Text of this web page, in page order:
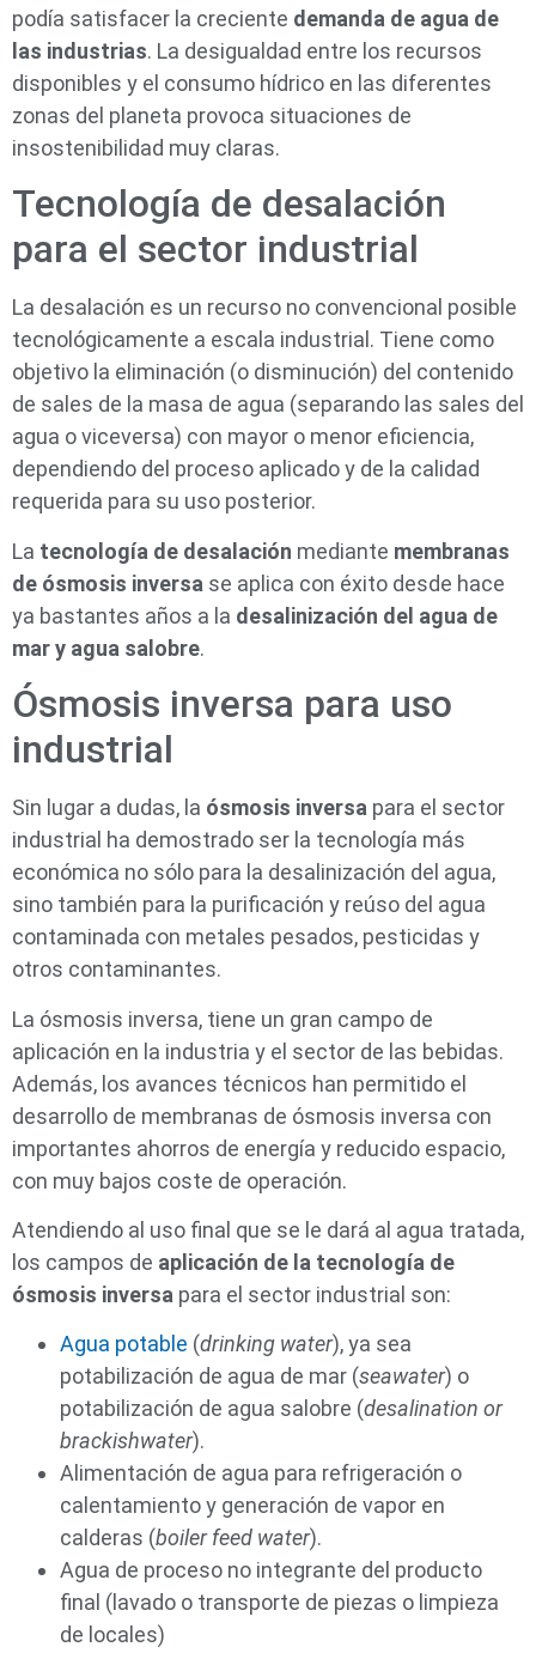
podía satisfacer la creciente demanda de agua de
las industrias. La desigualdad entre los recursos
disponibles y el consumo hídrico en las diferentes
zonas del planeta provoca situaciones de
insostenibilidad muy claras.
Tecnología de desalación
para el sector industrial
La desalación es un recurso no convencional posible
tecnológicamente a escala industrial. Tiene como
objetivo la eliminación (o disminución) del contenido
de sales de la masa de agua (separando las sales del
agua o viceversa) con mayor o menor eficiencia,
dependiendo del proceso aplicado y de la calidad
requerida para su uso posterior.
La tecnología de desalación mediante membranas
de ósmosis inversa se aplica con éxito desde hace
ya bastantes años a la desalinización del agua de
mar y agua salobre.
Ósmosis inversa para uso
industrial
Sin lugar a dudas, la ósmosis inversa para el sector
industrial ha demostrado ser la tecnología más
económica no sólo para la desalinización del agua,
sino también para la purificación y reúso del agua
contaminada con metales pesados, pesticidas y
otros contaminantes.
La ósmosis inversa, tiene un gran campo de
aplicación en la industria y el sector de las bebidas.
Además, los avances técnicos han permitido el
desarrollo de membranas de ósmosis inversa con
importantes ahorros de energía y reducido espacio,
con muy bajos coste de operación.
Atendiendo al uso final que se le dará al agua tratada,
los campos de aplicación de la tecnología de
ósmosis inversa para el sector industrial son:
Agua potable (drinking water), ya sea
potabilización de agua de mar (seawater) o
potabilización de agua salobre (desalination or
brackishwater).
Alimentación de agua para refrigeración o
calentamiento y generación de vapor en
calderas (boiler feed water).
Agua de proceso no integrante del producto
final (lavado o transporte de piezas o limpieza
de locales)